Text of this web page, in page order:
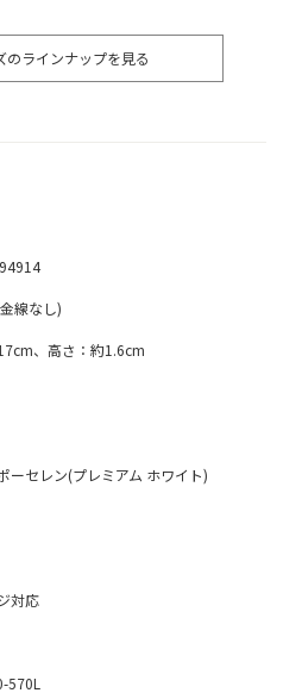
のラインナップを見る
線なし)
、高さ：約1.6cm
ーセレン(プレミアム ホワイト)
対応
570L